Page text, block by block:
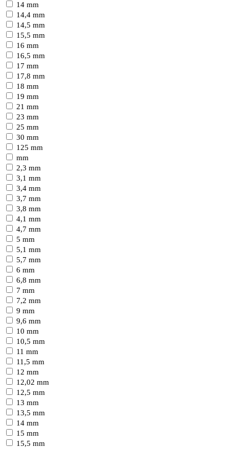
14 mm
14,4 mm
14,5 mm
15,5 mm
16 mm
16,5 mm
17 mm
17,8 mm
18 mm
19 mm
21 mm
23 mm
25 mm
30 mm
125 mm
mm
2,3 mm
3,1 mm
3,4 mm
3,7 mm
3,8 mm
4,1 mm
4,7 mm
5 mm
5,1 mm
5,7 mm
6 mm
6,8 mm
7 mm
7,2 mm
9 mm
9,6 mm
10 mm
10,5 mm
11 mm
11,5 mm
12 mm
12,02 mm
12,5 mm
13 mm
13,5 mm
14 mm
15 mm
15,5 mm